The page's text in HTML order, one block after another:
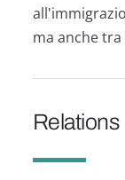
ma anche
Relations